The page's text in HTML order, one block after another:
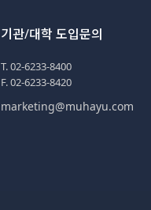
기관/대학 도입문의
T. 02-6233-8400
F. 02-6233-8420
marketing@muhayu.com